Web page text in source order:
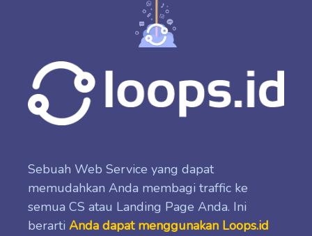
Sebuah Web Service yang dapat
memudahkan Anda membagi traffic ke
semua CS atau Landing Page Anda. Ini
berarti Anda dapat menggunakan Loops.id